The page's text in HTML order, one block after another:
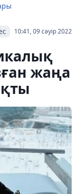
10:41, 09 сәуір 2022
жаңа